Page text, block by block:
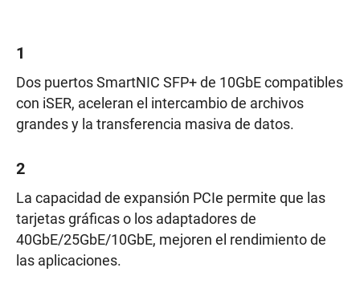
1
Dos puertos SmartNIC SFP+ de 10GbE compatibles
con iSER, aceleran el intercambio de archivos
grandes y la transferencia masiva de datos.
2
La capacidad de expansión PCIe permite que las
tarjetas gráficas o los adaptadores de
40GbE/25GbE/10GbE, mejoren el rendimiento de
las aplicaciones.